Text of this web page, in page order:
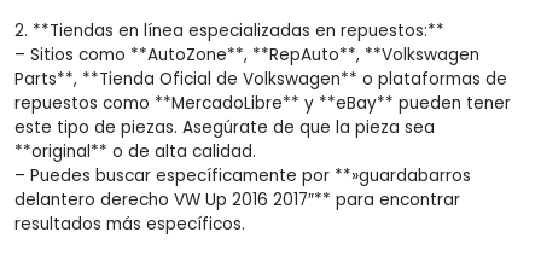
2. **Tiendas en línea especializadas en repuestos:**
– Sitios como **AutoZone**, **RepAuto**, **Volkswagen
Parts**, **Tienda Oficial de Volkswagen** o plataformas de
repuestos como **MercadoLibre** y **eBay** pueden tener
este tipo de piezas. Asegúrate de que la pieza sea
**original** o de alta calidad.
– Puedes buscar específicamente por **»guardabarros
delantero derecho VW Up 2016 2017″** para encontrar
resultados más específicos.